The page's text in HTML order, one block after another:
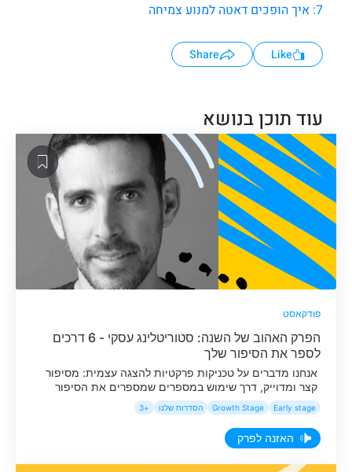
7: איך הופכים דאטה למנוע צמיחה
Like
Share
עוד תוכן בנושא
פודקאסט
הפרק האהוב של השנה: סטוריטלינג עסקי - 6 דרכים
לספר את הסיפור שלך
אנחנו מדברים על טכניקות פרקטיות להצגה עצמית: מסיפור
קצר ומדוייק, דרך שימוש במספרים שמספרים את הסיפור
שלנו בצורה עוצמתית, שימוש ברגעים קטנים כדי ליצור חיבור
אמיתי ועד המודל שעוזר לנו לספר על עצמנו - מבלי להעמיד
את עצמנו במרכז.
Early stage
Growth Stage הסדרות שלנו +3
האזנה לפרק